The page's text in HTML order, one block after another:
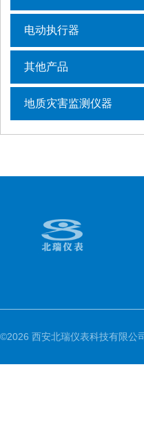
电动执行器
其他产品
地质灾害监测仪器
©2026 西安北瑞仪表科技有限公